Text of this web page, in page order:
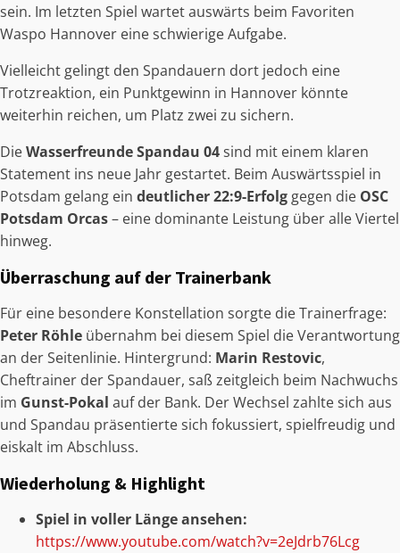
sein. Im letzten Spiel wartet auswärts beim Favoriten
Waspo Hannover eine schwierige Aufgabe.
Vielleicht gelingt den Spandauern dort jedoch eine
Trotzreaktion, ein Punktgewinn in Hannover könnte
weiterhin reichen, um Platz zwei zu sichern.
DieWasserfreunde Spandau 04sind mit einem klaren
Statement ins neue Jahr gestartet. Beim Auswärtsspiel in
Potsdam gelang ein deutlicher 22:9-Erfolg gegen die OSC
Potsdam Orcas– eine dominante Leistung über alle Viertel
hinweg.
Überraschung auf der Trainerbank
Für eine besondere Konstellation sorgte die Trainerfrage:
Peter Röhle übernahm bei diesem Spiel die Verantwortung
an der Seitenlinie. Hintergrund: Marin Restovic,
Cheftrainer der Spandauer, saß zeitgleich beim Nachwuchs
im Gunst-Pokal auf der Bank. Der Wechsel zahlte sich aus
und Spandau präsentierte sich fokussiert, spielfreudig und
eiskalt im Abschluss.
Wiederholung & Highlight
Spiel in voller Länge ansehen:
https://www.youtube.com/watch?v=2eJdrb76Lcg